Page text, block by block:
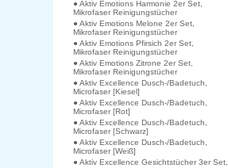
● Aktiv Emotions Harmonie 2er Set,
Mikrofaser Reinigungstücher
● Aktiv Emotions Melone 2er Set,
Mikrofaser Reinigungstücher
● Aktiv Emotions Pfirsich 2er Set,
Mikrofaser Reinigungstücher
● Aktiv Emotions Zitrone 2er Set,
Mikrofaser Reinigungstücher
● Aktiv Excellence Dusch-/Badetuch,
Microfaser [Kiesel]
● Aktiv Excellence Dusch-/Badetuch,
Microfaser [Rot]
● Aktiv Excellence Dusch-/Badetuch,
Microfaser [Schwarz]
● Aktiv Excellence Dusch-/Badetuch,
Microfaser [Weiß]
● Aktiv Excellence Gesichtstücher 3er Set,